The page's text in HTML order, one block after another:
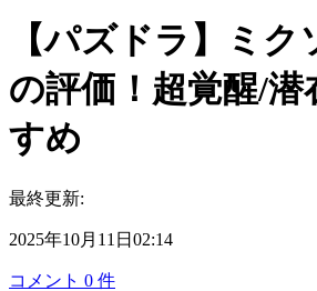
【パズドラ】ミク
の評価！超覚醒/潜
すめ
最終更新:
2025年10月11日02:14
コメント 0 件